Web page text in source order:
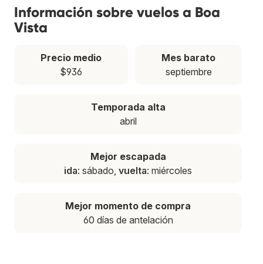
Información sobre vuelos a Boa
Vista
Precio medio
$936
Mes barato
septiembre
Temporada alta
abril
Mejor escapada
ida: sábado, vuelta: miércoles
Mejor momento de compra
60 días de antelación